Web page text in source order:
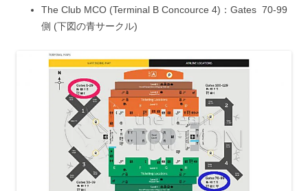
The Club MCO (Terminal B Concource 4)：Gates 70-99
側 (下図の青サークル)